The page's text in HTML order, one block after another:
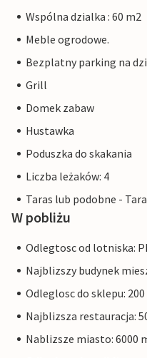
Wspólna dzialka : 60 m2
Meble ogrodowe.
Bezplatny parking na
Grill
Domek zabaw
Hustawka
Poduszka do skakania
Liczba leżaków: 4
Taras lub podobne -
W pobliżu
Odlegtosc od lotniska:
Najblizszy budynek
Odleglosc do sklepu: 200
Najblizsza restauracja:
Nablizsze miasto: 6000